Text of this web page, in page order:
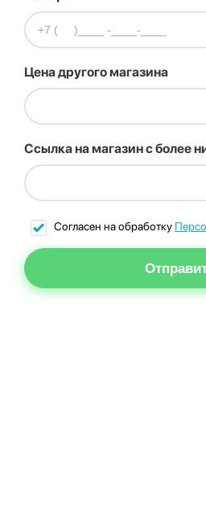
Цена другого магазина
Ссылка на магазин с более
Согласен на обработку